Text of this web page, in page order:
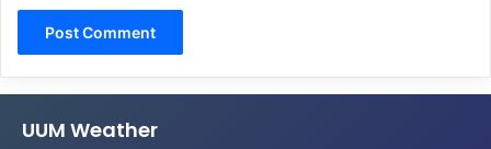
UUM Weather